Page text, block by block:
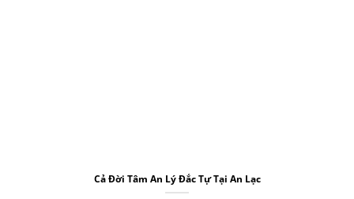
Cả Đời Tâm An Lý Đắc Tự Tại An Lạc